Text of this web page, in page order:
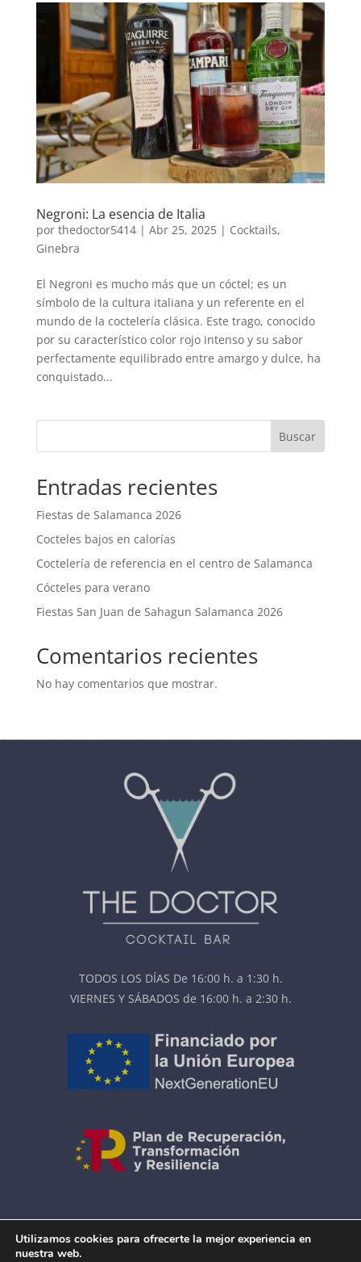
Negroni: La esencia de Italia
por thedoctor5414| Abr 25, 2025| Cocktails,
Ginebra
El Negroni es mucho más que un cóctel; es un
símbolo de la cultura italiana y un referente en el
mundo de la coctelería clásica. Este trago, conocido
por su característico color rojo intenso y su sabor
perfectamente equilibrado entre amargo y dulce, ha
conquistado...
Buscar
Entradas recientes
Fiestas de Salamanca 2026
Cocteles bajos en calorías
Coctelería de referencia en el centro de Salamanca
Cócteles para verano
Fiestas San Juan de Sahagun Salamanca 2026
Comentarios recientes
No hay comentarios que mostrar.
TODOS LOS DÍAS De 16:00 h. a 1:30 h.
VIERNES Y SÁBADOS de 16:00 h. a 2:30 h.
ACCESIBILIDAD
MAPA DEL SITIO
Utilizamos cookies para ofrecerte la mejor experiencia en
nuestra web.